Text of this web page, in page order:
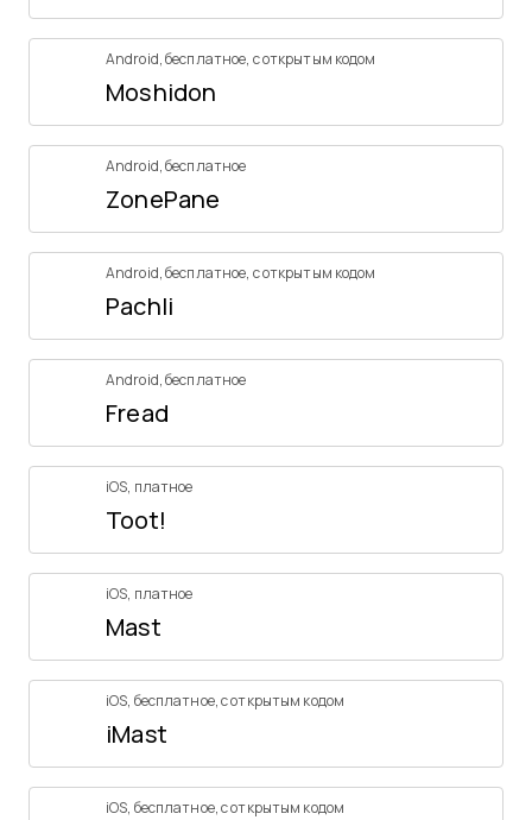
Android,бесплатное, с открытым кодом
Moshidon
Android,бесплатное
ZonePane
Android,бесплатное, с открытым кодом
Pachli
Android,бесплатное
Fread
iOS, платное
Toot!
iOS, платное
Mast
iOS, бесплатное,с открытым кодом
iMast
iOS, бесплатное,с открытым кодом